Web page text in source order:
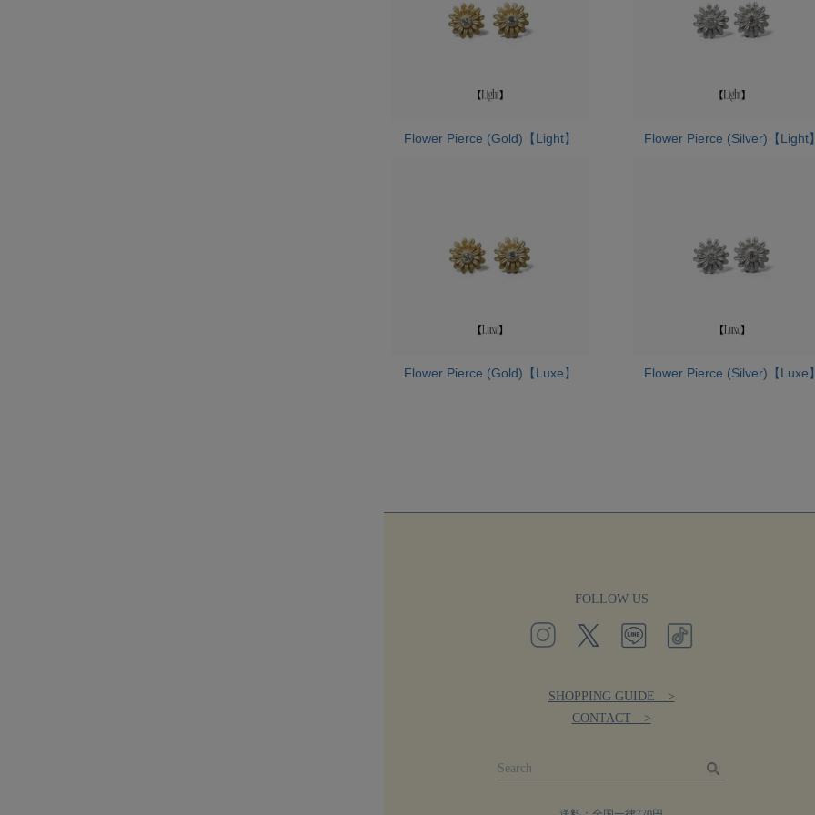
Flower Pierce (Gold)【Light】 Flower Pierce (Silver)【Light
Flower Pierce (Gold)【Luxe】 Flower Pierce (Silver)【Luxe
FOLLOW US
SHOPPING GUIDE >
CONTACT >